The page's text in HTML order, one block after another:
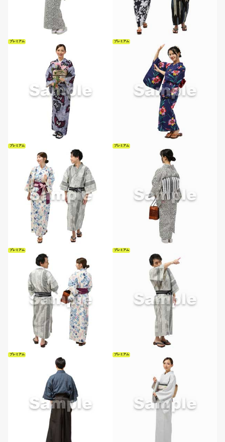
プレミアム プレミアム
プレミアム プレミアム
プレミアム プレミアム
プレミアム プレミアム